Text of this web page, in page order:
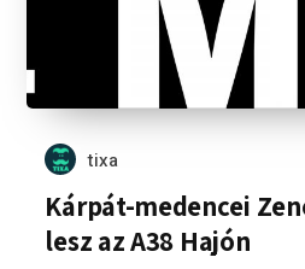
tixa
Kárpát-medencei
lesz az A38 Hajón